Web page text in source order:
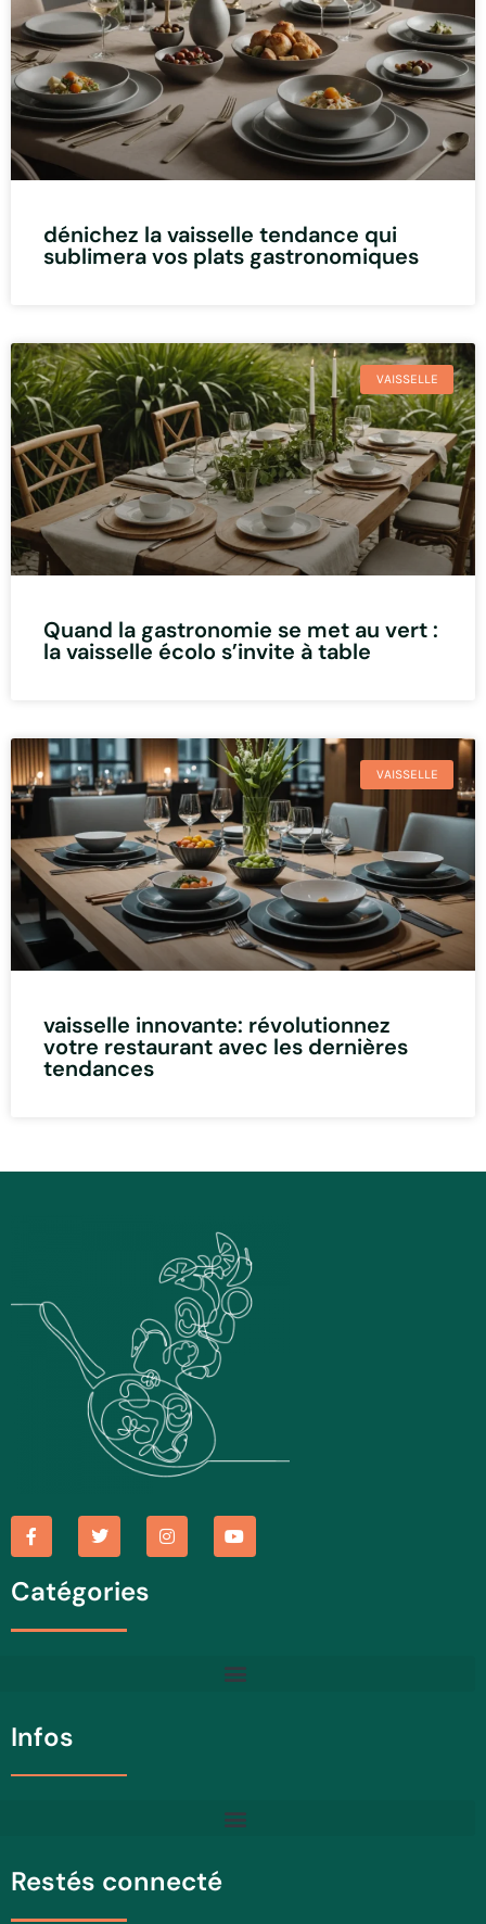
dénichez la vaisselle tendance qui
sublimera vos plats gastronomiques
VAISSELLE
Quand la gastronomie se met au vert :
la vaisselle écolo s’invite à table
VAISSELLE
vaisselle innovante: révolutionnez
votre restaurant avec les dernières
tendances
Catégories
Infos
Restés connecté